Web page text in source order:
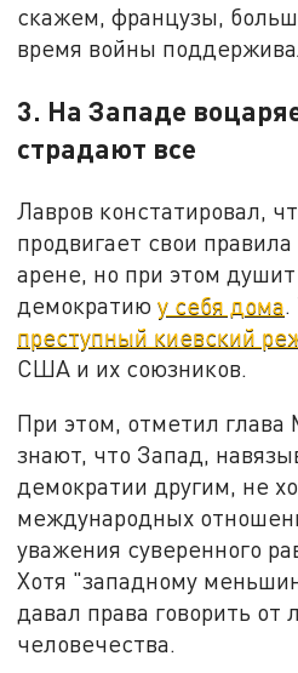
скажем, французы,
время войны
3. На Западе
страдают все
Лавров констатировал,
продвигает свои
арене, но при этом
демократиюу себя дома
преступный киевский
США и их союзников.
При этом, отметил
знают, что Запад,
демократии другим, не
международных
уважения суверенного
Хотя "западному
давал права говорить от
человечества.